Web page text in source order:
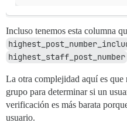
Incluso tenemos esta columna
highest_staff_post_number
La otra complejidad aquí es
grupo para determinar si un
verificación es más barata
usuario.